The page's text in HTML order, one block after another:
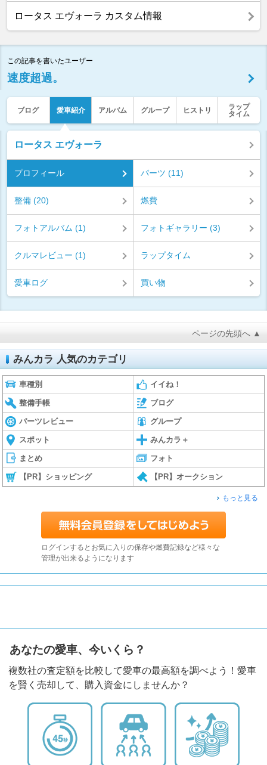
ロータス エヴォーラ カスタム情報
この記事を書いたユーザー
速度超過。
ブログ 愛車紹介 アルバム グループ ヒストリ
ラップ
タイム
ロータス エヴォーラ
プロフィール パーツ (11)
整備 (20) 燃費
フォトアルバム (1) フォトギャラリー (3)
クルマレビュー (1) ラップタイム
愛車ログ 買い物
ページの先頭へ ▲
みんカラ 人気のカテゴリ
車種別 イイね！
整備手帳 ブログ
パーツレビュー グループ
スポット みんカラ＋
まとめ フォト
【PR】ショッピング 【PR】オークション
もっと見る
ログインするとお気に入りの保存や燃費記録など様々な
管理が出来るようになります
あなたの愛車、今いくら？
複数社の査定額を比較して愛車の最高額を調べよう！愛車
を賢く売却して、購入資金にしませんか？